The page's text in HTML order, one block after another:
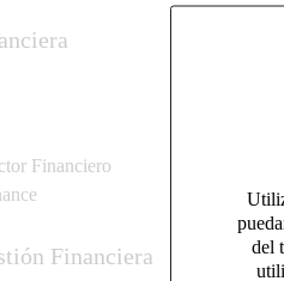
del
Financiero
Financiera